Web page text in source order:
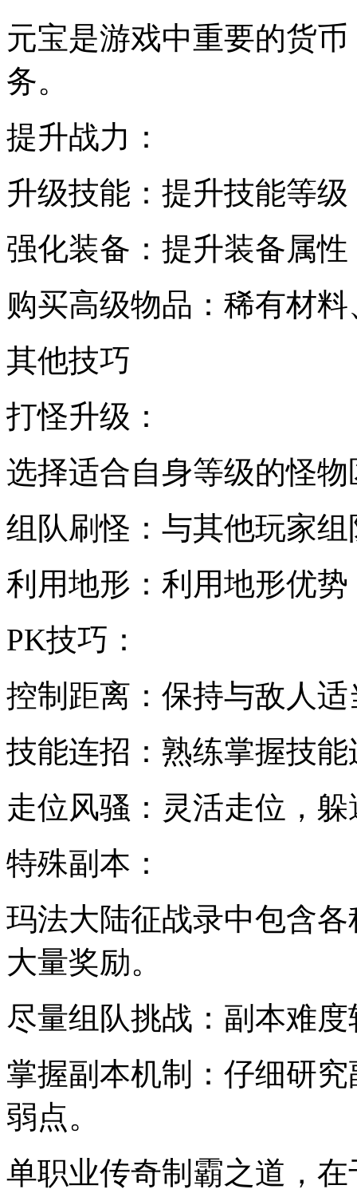
元宝是游戏中重要的货
务。
提升战力：
升级技能：提升技能等
强化装备：提升装备属
购买高级物品：稀有材
其他技巧
打怪升级：
选择适合自身等级的怪
组队刷怪：与其他玩家
利用地形：利用地形优
PK技巧：
控制距离：保持与敌人
技能连招：熟练掌握技
走位风骚：灵活走位，
特殊副本：
玛法大陆征战录中包含
大量奖励。
尽量组队挑战：副本难
掌握副本机制：仔细研
弱点。
单职业传奇制霸之道，